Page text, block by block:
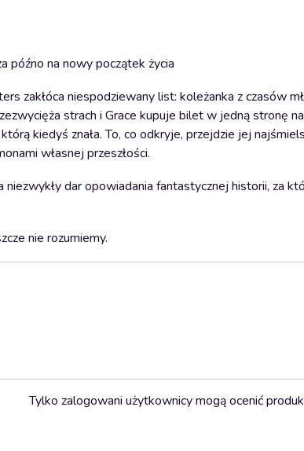
późno na nowy początek życia
zakłóca niespodziewany list: koleżanka z czasów
strach i Grace kupuje bilet w jedną stronę
kiedyś znała. To, co odkryje, przejdzie jej
własnej przeszłości.
dar opowiadania fantastycznej historii, za
nie rozumiemy.
Tylko zalogowani użytkownicy mogą ocenić